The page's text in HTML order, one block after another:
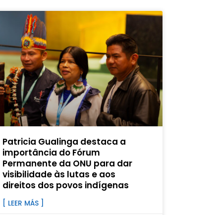
Patricia Gualinga destaca a
importância do Fórum
Permanente da ONU para dar
visibilidade às lutas e aos
direitos dos povos indígenas
[ LEER MÁS ]